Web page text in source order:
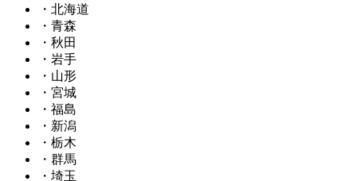
・北海道
・青森
・秋田
・岩手
・山形
・宮城
・福島
・新潟
・栃木
・群馬
・埼玉